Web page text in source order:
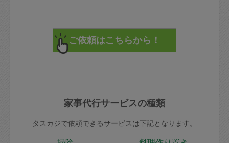
家事代行サービスの種類
タスカジで依頼できるサービスは下記となります。